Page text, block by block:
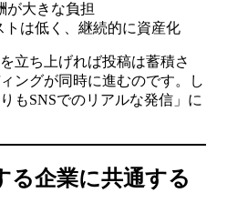
が大きな負担
トは低く、継続的に資産化
立ち上げれば投稿は蓄積さ
ングが同時に進むのです。し
もSNSでのリアルな発信」に
る企業に共通する